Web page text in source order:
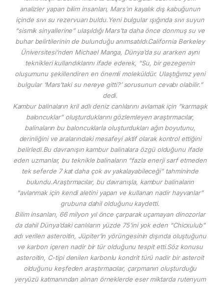
analizler yapan bilim insanları, Mars’ın kayalık dış kabuğunun
içinde sıvı su rezervuarı buldu.Yeni bulgular ışığında sıvı suyun
“sismik sinyallerine” ulaşıldığı Mars’ta daha önce donmuş su ve
buhar belirtilerinin de bulunduğu anımsatıldı.California Berkeley
Üniversitesi’nden Michael Manga, Dünya’da su ararken aynı
teknikleri kullandıklarını ifade ederek, “Su, bir gezegenin
oluşumunu şekillendiren en önemli moleküldür. Ulaştığımız yeni
bulgular ‘Mars’taki su nereye gitti?’ sorusunun cevabı olabilir.”
dedi.
Kambur balinaların kril adlı deniz canlılarını avlamak için “karmaşık
baloncuklar” oluşturduklarını gözlemleyen araştırmacılar,
balinaların bu baloncuklarla oluşturdukları ağın boyutunu,
derinliğini ve aralarındaki mesafeyi aktif olarak kontrol ettiğini
belirledi.Bu davranışın kambur balinalara özgü olduğunu ifade
eden uzmanlar, bu teknikle balinaların “fazla enerji sarf etmeden
tek seferde 7 kat daha çok av yakalayabileceği” tahmininde
bulundu.Araştırmacılar, bu davranışla, kambur balinaların
“avlanmak için kendi aletini yapan ve kullanan nadir hayvanlar”
grubuna dahil olduğunu kaydetti.
Bilim insanları, 66 milyon yıl önce çarparak uçamayan dinozorlar
da dahil Dünya’daki canlıların yüzde 75’ini yok eden “Chicxulub”
adı verilen asteroitin, Jüpiter’in yörüngesinin dışında oluştuğunu
ve karbon içeren nadir bir tür olduğunu tespit etti.Söz konusu
asteroitin, C-tipi denilen karbonlu kondrit türü nadir bir asteroit
olduğunu keşfeden araştırmacılar, çarpmanın oluşturduğu
yeryüzü katmanından alınan örneklerde eser miktarda rutenyum